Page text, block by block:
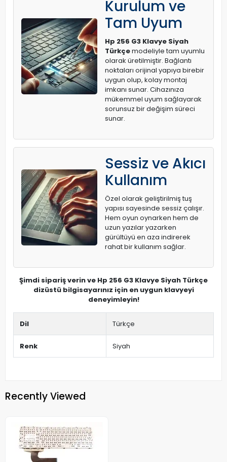
Kurulum ve
Tam Uyum
Hp 256 G3 Klavye Siyah
Türkçemodeliyle tam uyumlu
olarak üretilmiştir. Bağlantı
noktaları orijinal yapıya birebir
uygun olup, kolay montaj
imkanı sunar. Cihazınıza
mükemmel uyum sağlayarak
sorunsuz bir değişim süreci
sunar.
Sessiz ve Akıcı
Kullanım
Özel olarak geliştirilmiş tuş
yapısı sayesinde sessiz çalışır.
Hem oyun oynarken hem de
uzun yazılar yazarken
gürültüyü en aza indirerek
rahat bir kullanım sağlar.
Şimdi sipariş verin ve Hp 256 G3 Klavye Siyah Türkçe
dizüstü bilgisayarınız için en uygun klavyeyi
deneyimleyin!
Dil Türkçe
Renk Siyah
Recently Viewed